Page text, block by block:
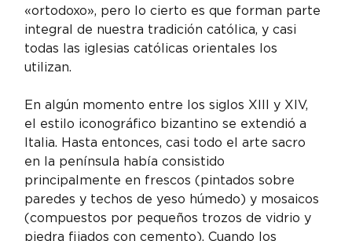
«ortodoxo», pero lo cierto es que forman parte
integral de nuestra tradición católica, y casi
todas las iglesias católicas orientales los
utilizan.
En algún momento entre los siglos XIII y XIV,
el estilo iconográfico bizantino se extendió a
Italia. Hasta entonces, casi todo el arte sacro
en la península había consistido
principalmente en frescos (pintados sobre
paredes y techos de yeso húmedo) y mosaicos
(compuestos por pequeños trozos de vidrio y
piedra fijados con cemento). Cuando los